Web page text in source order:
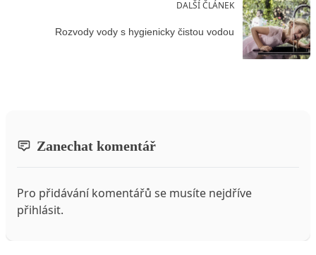
DALŠÍ ČLÁNEK
Rozvody vody s hygienicky čistou vodou
Zanechat komentář
Pro přidávání komentářů se musíte nejdříve
přihlásit.